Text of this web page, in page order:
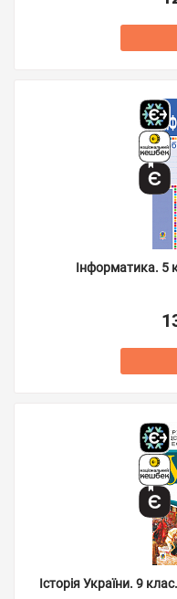
Інформатика. 5
Історія України. 9